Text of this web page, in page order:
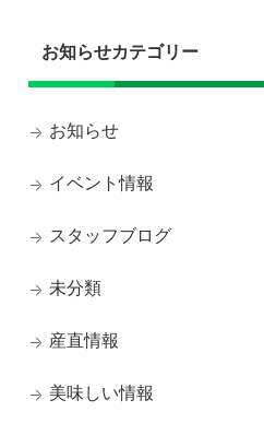
お知らせカテゴリー
お知らせ
イベント情報
スタッフブログ
未分類
産直情報
美味しい情報